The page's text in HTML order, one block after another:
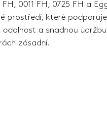
0011 FH, 0725 FH a
prostředí, které
a snadnou údržbu
zásadní.